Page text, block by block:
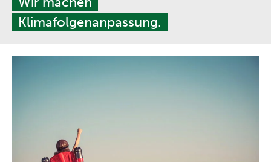
Klimafolgenanpassung.